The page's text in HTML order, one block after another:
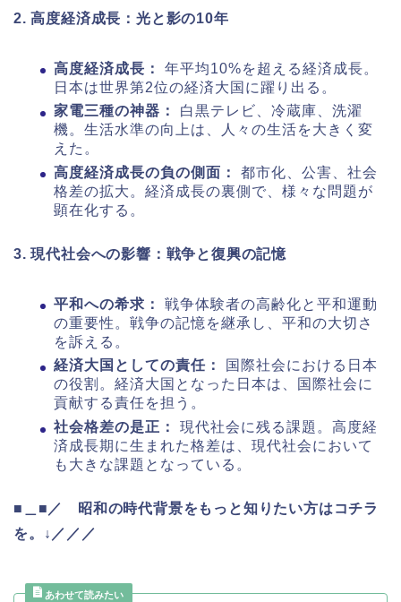
2. 高度経済成長：光と影の10年
高度経済成長：
年平均10%を超える経済成長。
日本は世界第2位の経済大国に躍り出る。
家電三種の神器：
白黒テレビ、冷蔵庫、洗濯
機。生活水準の向上は、人々の生活を大きく変
えた。
高度経済成長の負の側面：
都市化、公害、社会
格差の拡大。経済成長の裏側で、様々な問題が
顕在化する。
3. 現代社会への影響：戦争と復興の記憶
平和への希求：
戦争体験者の高齢化と平和運動
の重要性。戦争の記憶を継承し、平和の大切さ
を訴える。
経済大国としての責任：
国際社会における日本
の役割。経済大国となった日本は、国際社会に
貢献する責任を担う。
社会格差の是正：
現代社会に残る課題。高度経
済成長期に生まれた格差は、現代社会において
も大きな課題となっている。
■＿■／ 昭和の時代背景をもっと知りたい方はコチラ
を。↓／／／